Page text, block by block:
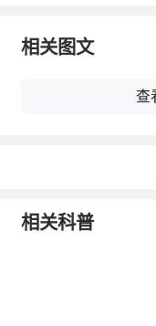
相关图文
查
相关科普